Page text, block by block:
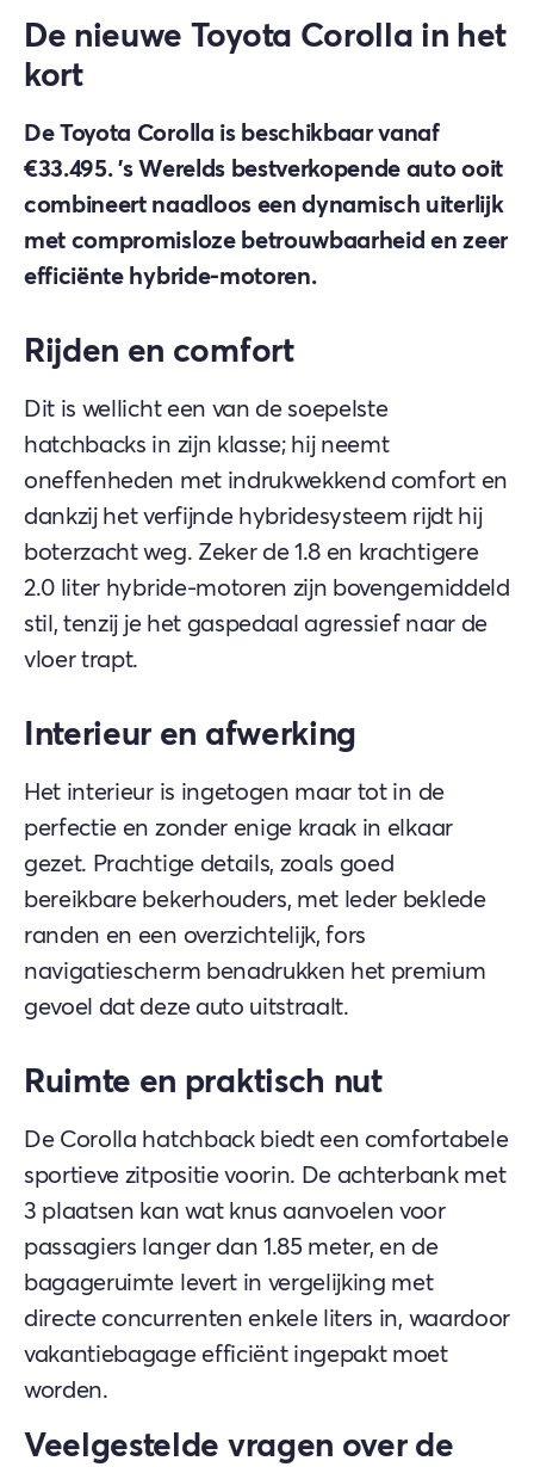
De nieuwe Toyota Corolla in het
kort
De Toyota Corolla is beschikbaar vanaf
€33.495. 's Werelds bestverkopende auto ooit
combineert naadloos een dynamisch uiterlijk
met compromisloze betrouwbaarheid en zeer
efficiënte hybride-motoren.
Rijden en comfort
Dit is wellicht een van de soepelste
hatchbacks in zijn klasse; hij neemt
oneffenheden met indrukwekkend comfort en
dankzij het verfijnde hybridesysteem rijdt hij
boterzacht weg. Zeker de 1.8 en krachtigere
2.0 liter hybride-motoren zijn bovengemiddeld
stil, tenzij je het gaspedaal agressief naar de
vloer trapt.
Interieur en afwerking
Het interieur is ingetogen maar tot in de
perfectie en zonder enige kraak in elkaar
gezet. Prachtige details, zoals goed
bereikbare bekerhouders, met leder beklede
randen en een overzichtelijk, fors
navigatiescherm benadrukken het premium
gevoel dat deze auto uitstraalt.
Ruimte en praktisch nut
De Corolla hatchback biedt een comfortabele
sportieve zitpositie voorin. De achterbank met
3 plaatsen kan wat knus aanvoelen voor
passagiers langer dan 1.85 meter, en de
bagageruimte levert in vergelijking met
directe concurrenten enkele liters in, waardoor
vakantiebagage efficiënt ingepakt moet
worden.
Veelgestelde vragen over de